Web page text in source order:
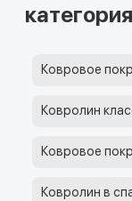
Ковровое
Ковролин
Ковровое
Ковролин в